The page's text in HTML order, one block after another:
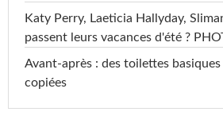
Katy Perry, Laeticia Hallyday,
passent leurs vacances d'été ?
Avant-après : des toilettes
copiées